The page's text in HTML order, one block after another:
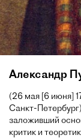
Александр
(26 мая [6 июня]
Санкт-
заложивший
критик и